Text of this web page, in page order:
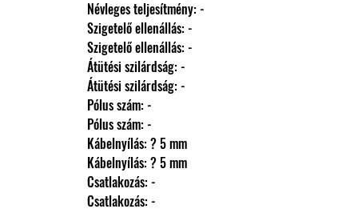
                Névleges teljesítmény: -
                Szigetelő ellenállás: -
                Szigetelő ellenállás: -
                Átütési szilárdság: -
                Átütési szilárdság: -
                Pólus szám: -
                Pólus szám: -
                Kábelnyílás: ? 5 mm
                Kábelnyílás: ? 5 mm
                Csatlakozás: -
                Csatlakozás: -